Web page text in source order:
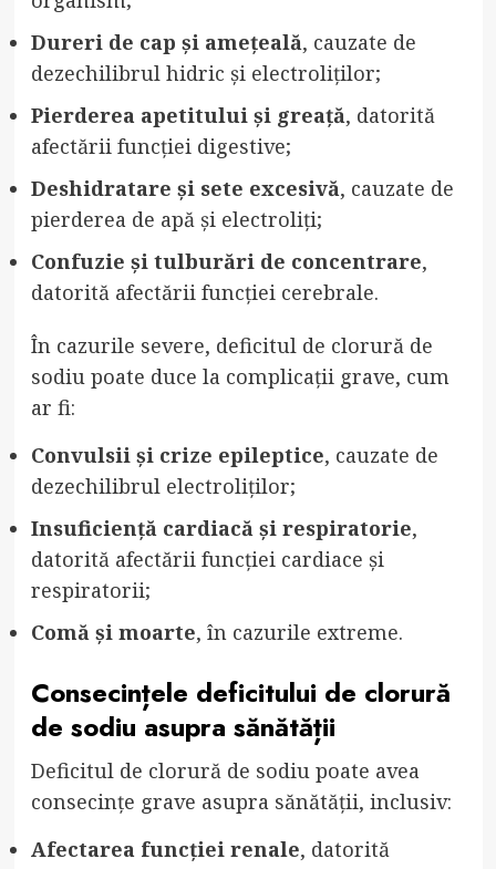
Dureri de cap și amețeală, cauzate de
dezechilibrul hidric și electroliților;
Pierderea apetitului și greață, datorită
afectării funcției digestive;
Deshidratare și sete excesivă, cauzate de
pierderea de apă și electroliți;
Confuzie și tulburări de concentrare,
datorită afectării funcției cerebrale.
În cazurile severe, deficitul de clorură de
sodiu poate duce la complicații grave, cum
ar fi:
Convulsii și crize epileptice, cauzate de
dezechilibrul electroliților;
Insuficiență cardiacă și respiratorie,
datorită afectării funcției cardiace și
respiratorii;
Comă și moarte, în cazurile extreme.
Consecințele deficitului de clorură
de sodiu asupra sănătății
Deficitul de clorură de sodiu poate avea
consecințe grave asupra sănătății, inclusiv:
Afectarea funcției renale, datorită